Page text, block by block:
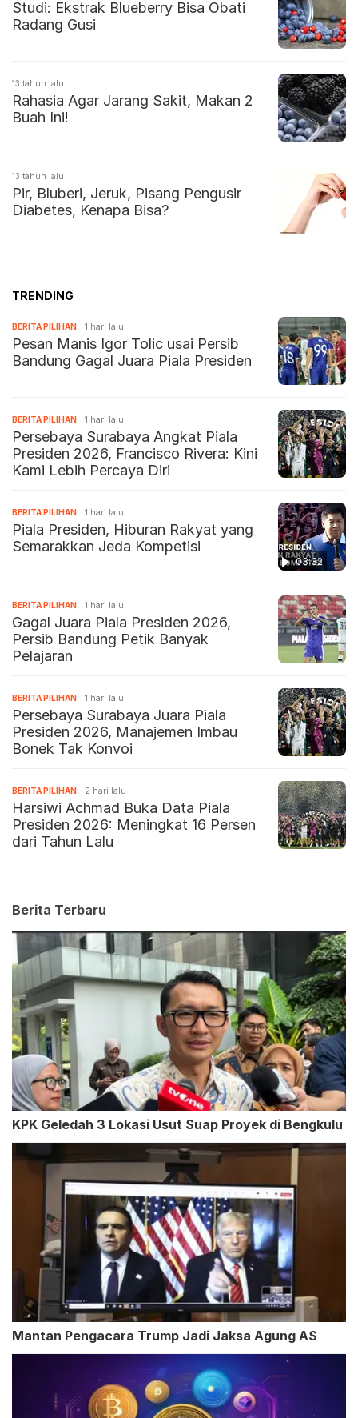
Studi: Ekstrak Blueberry Bisa Obati
Radang Gusi
13 tahun lalu
Rahasia Agar Jarang Sakit, Makan 2
Buah Ini!
13 tahun lalu
Pir, Bluberi, Jeruk, Pisang Pengusir
Diabetes, Kenapa Bisa?
TRENDING
BERITA PILIHAN 1 hari lalu
Pesan Manis Igor Tolic usai Persib
Bandung Gagal Juara Piala Presiden
BERITA PILIHAN 1 hari lalu
Persebaya Surabaya Angkat Piala
Presiden 2026, Francisco Rivera: Kini
Kami Lebih Percaya Diri
03:32
BERITA PILIHAN 1 hari lalu
Piala Presiden, Hiburan Rakyat yang
Semarakkan Jeda Kompetisi
BERITA PILIHAN 1 hari lalu
Gagal Juara Piala Presiden 2026,
Persib Bandung Petik Banyak
Pelajaran
BERITA PILIHAN 1 hari lalu
Persebaya Surabaya Juara Piala
Presiden 2026, Manajemen Imbau
Bonek Tak Konvoi
BERITA PILIHAN 2 hari lalu
Harsiwi Achmad Buka Data Piala
Presiden 2026: Meningkat 16 Persen
dari Tahun Lalu
Berita Terbaru
KPK Geledah 3 Lokasi Usut Suap Proyek di Bengkulu
Mantan Pengacara Trump Jadi Jaksa Agung AS